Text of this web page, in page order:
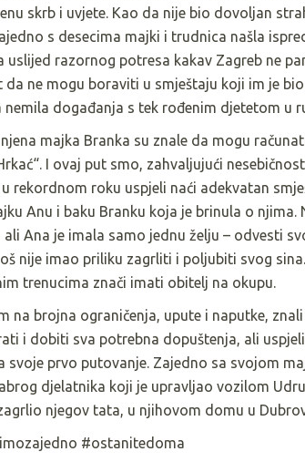
skrb i uvjete. Kao da nije bio dovoljan
s desecima majki i trudnica našla
uslijed razornog potresa kakav Zagreb ne
da ne mogu boraviti u smještaju koji im je
nemila događanja s tek rođenim djetetom u
majka Branka su znale da mogu
I ovaj put smo, zahvaljujući
u rekordnom roku uspjeli naći adekvatan
Anu i baku Branku koja je brinula o njima.
ali Ana je imala samo jednu želju – odvesti
nije imao priliku zagrliti i poljubiti svog
trenucima znači imati obitelj na okupu.
na brojna ograničenja, upute i naputke,
i dobiti sva potrebna dopuštenja, ali
svoje prvo putovanje. Zajedno sa svojom
djelatnika koji je upravljao vozilom
njegov tata, u njihovom domu u
#ostanitedoma